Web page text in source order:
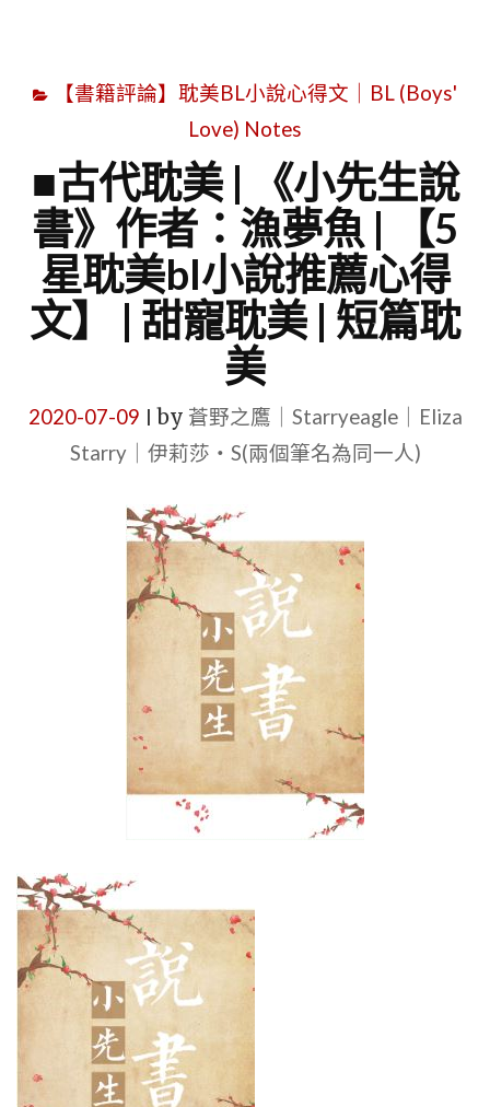
【書籍評論】耽美BL小說心得文｜BL (Boys'
Love) Notes
■古代耽美 | 《小先生說
書》作者：漁夢魚 | 【5
星耽美bl小說推薦心得
文】 | 甜寵耽美 | 短篇耽
美
2020-07-09 by 蒼野之鷹｜Starryeagle｜Eliza
Starry｜伊莉莎・S(兩個筆名為同一人)